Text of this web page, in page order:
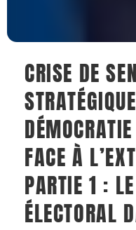
CRISE DE
FACE À
PARTIE 1 :
ÉLECTORAL